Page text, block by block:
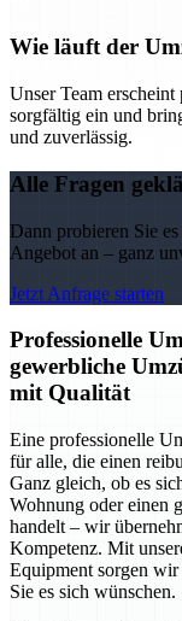
Wie läuft der
Unser Team
sorgfältig ein und
und zuverlässig.
Alle Fragen
Dann probieren Sie
Angebot an – ganz
Jetzt Anfrage starten
Professionelle
gewerbliche
mit Qualität
Eine professionelle
für alle, die einen
Ganz gleich, ob es
Wohnung oder einen
handelt – wir
Kompetenz. Mit
Equipment sorgen
Sie es sich wünschen.